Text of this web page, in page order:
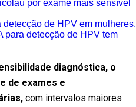
por exame mais sensível
de HPV em mulheres.
para detecção de HPV tem
diagnóstica, o
de exames e
com intervalos maiores